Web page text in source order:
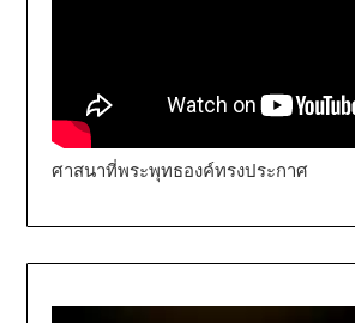
ศาสนาที่พระพุทธองค์ทรงประกาศ